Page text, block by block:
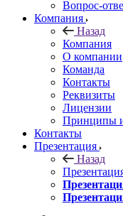
Вопрос-
Компания
Назад
Компания
О компании
Команда
Контакты
Реквизиты
Лицензии
Принципы
Контакты
Презентация
Назад